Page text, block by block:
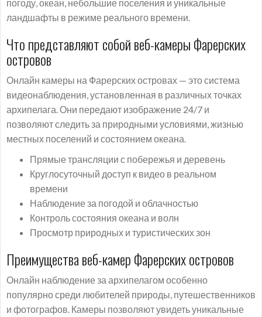
погоду, океан, небольшие поселения и уникальные
ландшафты в режиме реального времени.
Что представляют собой веб-камеры Фарерских
островов
Онлайн камеры на Фарерских островах — это система
видеонаблюдения, установленная в различных точках
архипелага. Они передают изображение 24/7 и
позволяют следить за природными условиями, жизнью
местных поселений и состоянием океана.
Прямые трансляции с побережья и деревень
Круглосуточный доступ к видео в реальном
времени
Наблюдение за погодой и облачностью
Контроль состояния океана и волн
Просмотр природных и туристических зон
Преимущества веб-камер Фарерских островов
Онлайн наблюдение за архипелагом особенно
популярно среди любителей природы, путешественников
и фотографов. Камеры позволяют увидеть уникальные